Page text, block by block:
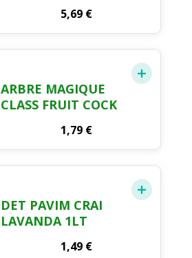
5,69 €
ARBRE MAGIQUE
CLASS FRUIT COCK
1,79 €
DET PAVIM CRAI
LAVANDA 1LT
1,49 €